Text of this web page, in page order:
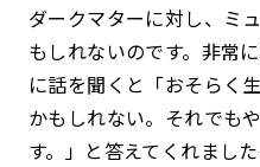
ダークマターに対し、ミ
もしれないのです。非常
に話を聞くと「おそらく
かもしれない。それでも
す。」と答えてくれまし